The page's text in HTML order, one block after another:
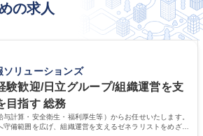
の求人
リューションズ
験歓迎/日立グループ/組織運営を支
目指す 総務
計算・安全衛生・福利厚生等）からお任せいたします。
備範囲を広げ、組織運営を支えるゼネラリストをめざせ